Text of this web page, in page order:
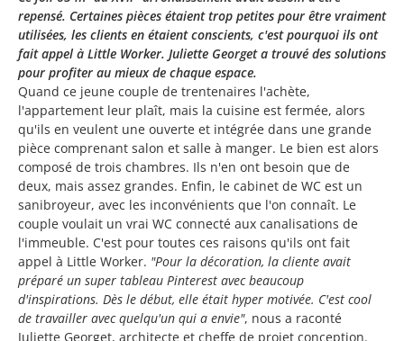
repensé. Certaines pièces étaient trop petites pour être vraiment
utilisées, les clients en étaient conscients, c'est pourquoi ils ont
fait appel à Little Worker. Juliette Georget a trouvé des solutions
pour profiter au mieux de chaque espace.
Quand ce jeune couple de trentenaires l'achète,
l'appartement leur plaît, mais la cuisine est fermée, alors
qu'ils en veulent une ouverte et intégrée dans une grande
pièce comprenant salon et salle à manger. Le bien est alors
composé de trois chambres. Ils n'en ont besoin que de
deux, mais assez grandes. Enfin, le cabinet de WC est un
sanibroyeur, avec les inconvénients que l'on connaît. Le
couple voulait un vrai WC connecté aux canalisations de
l'immeuble. C'est pour toutes ces raisons qu'ils ont fait
appel à Little Worker. "Pour la décoration, la cliente avait
préparé un super tableau Pinterest avec beaucoup
d'inspirations. Dès le début, elle était hyper motivée. C'est cool
de travailler avec quelqu'un qui a envie", nous a raconté
Juliette Georget, architecte et cheffe de projet conception.